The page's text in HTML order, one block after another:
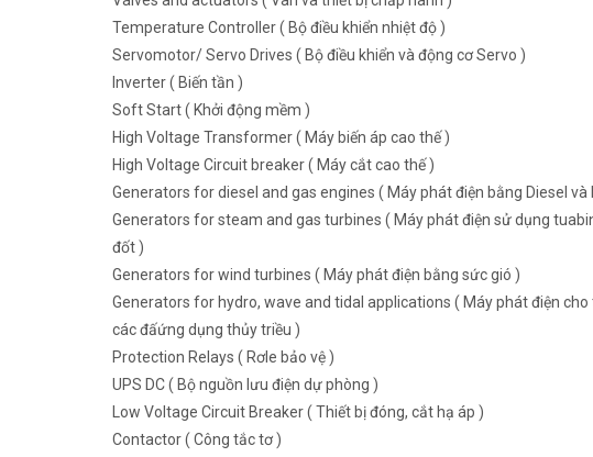
Temperature Controller ( Bộ điều khiển nhiệt độ )
Servomotor/ Servo Drives ( Bộ điều khiển và động cơ Servo )
Inverter ( Biến tần )
Soft Start ( Khởi động mềm )
High Voltage Transformer ( Máy biến áp cao thế )
High Voltage Circuit breaker ( Máy cắt cao thế )
Generators for diesel and gas engines ( Máy phát điện bằng Diesel và
Generators for steam and gas turbines ( Máy phát điện sử dụng
đốt )
Generators for wind turbines ( Máy phát điện bằng sức gió )
Generators for hydro, wave and tidal applications ( Máy phát điện cho
các đấứng dụng thủy triều )
Protection Relays ( Rơle bảo vệ )
UPS DC ( Bộ nguồn lưu điện dự phòng )
Low Voltage Circuit Breaker ( Thiết bị đóng, cắt hạ áp )
Contactor ( Công tắc tơ )